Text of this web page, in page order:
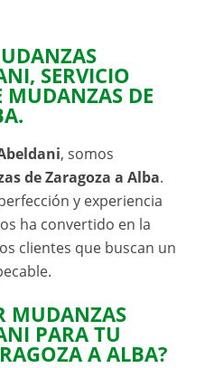
SERVICIO
MUDANZAS DE
, somos
de Zaragoza a Alba.
y experiencia
ha convertido en la
clientes que buscan un
MUDANZAS
PARA TU
A ALBA?